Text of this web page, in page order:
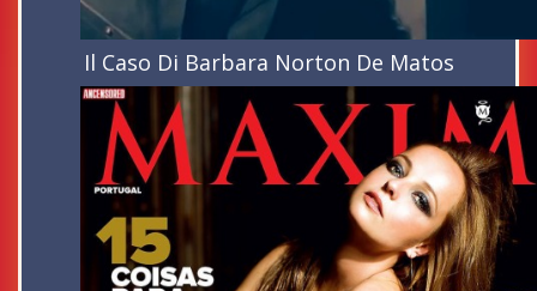
Il Caso Di Barbara Norton De Matos